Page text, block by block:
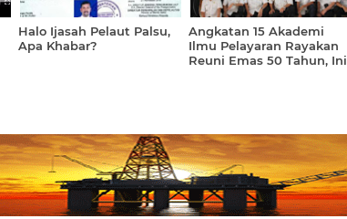
Halo Ijasah Pelaut Palsu,
Apa Khabar?
Angkatan 15 Akademi
Ilmu Pelayaran Rayakan
Reuni Emas 50 Tahun, Ini